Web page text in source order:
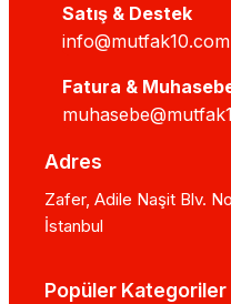
Satış & Destek
info@mutfak10.com
Fatura &
Adres
Zafer, Adile Naşit Blv.
İstanbul
Popüler Kategoriler